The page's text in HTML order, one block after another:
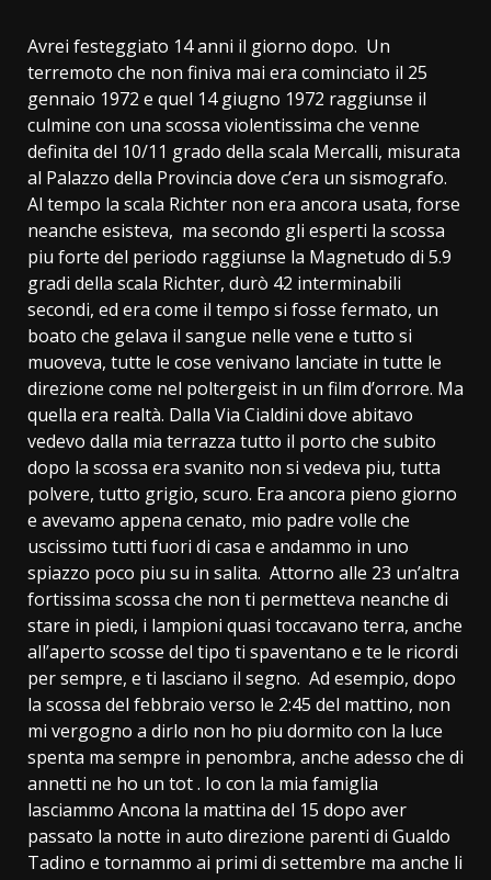
Avrei festeggiato 14 anni il giorno dopo. Un
terremoto che non finiva mai era cominciato il 25
gennaio 1972 e quel 14 giugno 1972 raggiunse il
culmine con una scossa violentissima che venne
definita del 10/11 grado della scala Mercalli, misurata
al Palazzo della Provincia dove c’era un sismografo.
Al tempo la scala Richter non era ancora usata, forse
neanche esisteva, ma secondo gli esperti la scossa
piu forte del periodo raggiunse la Magnetudo di 5.9
gradi della scala Richter, durò 42 interminabili
secondi, ed era come il tempo si fosse fermato, un
boato che gelava il sangue nelle vene e tutto si
muoveva, tutte le cose venivano lanciate in tutte le
direzione come nel poltergeist in un film d’orrore. Ma
quella era realtà. Dalla Via Cialdini dove abitavo
vedevo dalla mia terrazza tutto il porto che subito
dopo la scossa era svanito non si vedeva piu, tutta
polvere, tutto grigio, scuro. Era ancora pieno giorno
e avevamo appena cenato, mio padre volle che
uscissimo tutti fuori di casa e andammo in uno
spiazzo poco piu su in salita. Attorno alle 23 un’altra
fortissima scossa che non ti permetteva neanche di
stare in piedi, i lampioni quasi toccavano terra, anche
all’aperto scosse del tipo ti spaventano e te le ricordi
per sempre, e ti lasciano il segno. Ad esempio, dopo
la scossa del febbraio verso le 2:45 del mattino, non
mi vergogno a dirlo non ho piu dormito con la luce
spenta ma sempre in penombra, anche adesso che di
annetti ne ho un tot . Io con la mia famiglia
lasciammo Ancona la mattina del 15 dopo aver
passato la notte in auto direzione parenti di Gualdo
Tadino e tornammo ai primi di settembre ma anche li